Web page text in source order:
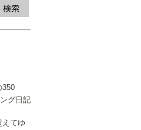
グ日記
えてゆ